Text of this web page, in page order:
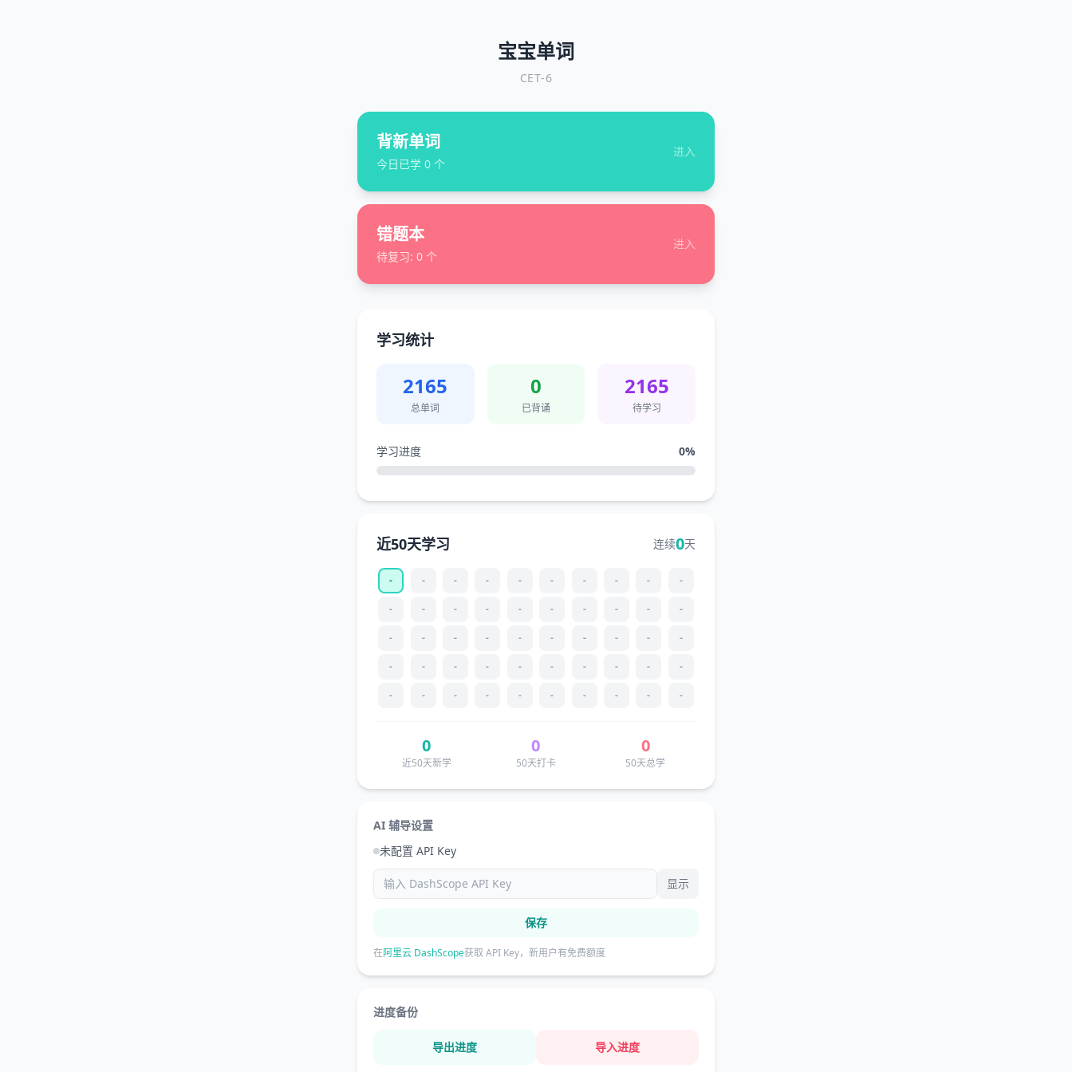
宝宝单词
CET-6
背新单词
今日已学 0 个
进入
错题本
待复习: 0 个
进入
学习统计
2165
总单词
0
已背诵
2165
待学习
学习进度 0%
近50天学习 连续0天
- - - - - - - - - -
- - - - - - - - - -
- - - - - - - - - -
- - - - - - - - - -
- - - - - - - - - -
0
近50天新学
0
50天打卡
0
50天总学
AI 辅导设置
未配置 API Key
显示
保存
在阿里云 DashScope获取 API Key，新用户有免费额度
进度备份
导出进度 导入进度